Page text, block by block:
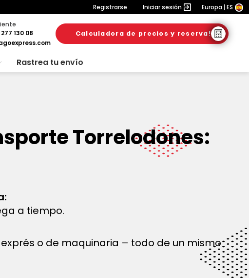
Registrarse Iniciar sesión Europa ES
130 08
Calculadora de precios y reserva!
Rastrea tu envío
Torrelodones:
a tiempo.
o de maquinaria – todo de un mismo